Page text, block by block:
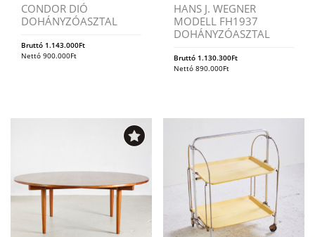
CONDOR DIÓ
DOHÁNYZÓASZTAL
Bruttó 1.143.000Ft
Nettó 900.000Ft
HANS J. WEGNER
MODELL FH1937
DOHÁNYZÓASZTAL
Bruttó 1.130.300Ft
Nettó890.000Ft